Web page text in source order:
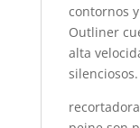
contornos
Outliner
alta
silenciosos.